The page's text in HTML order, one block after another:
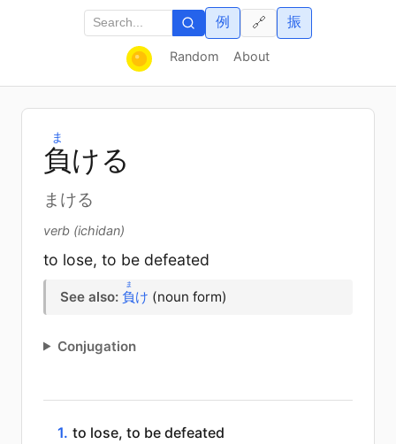
Random About
例 振
🔗
負
ま
ける
まける
verb (ichidan)
to lose, to be defeated
See also: 負
ま
け (noun form)
Conjugation
1. to lose, to be defeated